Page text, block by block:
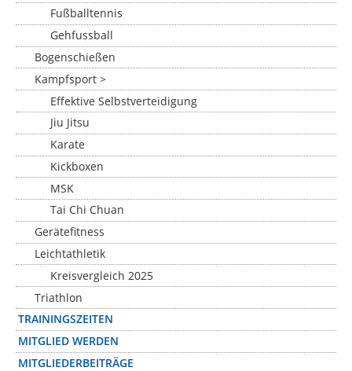
Fußballtennis
Gehfussball
Bogenschießen
Kampfsport >
Effektive Selbstverteidigung
Jiu Jitsu
Karate
Kickboxen
MSK
Tai Chi Chuan
Gerätefitness
Leichtathletik
Kreisvergleich 2025
Triathlon
TRAININGSZEITEN
MITGLIED WERDEN
MITGLIEDERBEITRÄGE